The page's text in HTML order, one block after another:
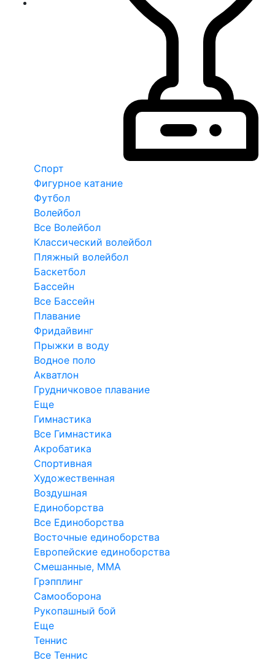
Спорт
Фигурное катание
Футбол
Волейбол
Все Волейбол
Классический волейбол
Пляжный волейбол
Баскетбол
Бассейн
Все Бассейн
Плавание
Фридайвинг
Прыжки в воду
Водное поло
Акватлон
Грудничковое плавание
Еще
Гимнастика
Все Гимнастика
Акробатика
Спортивная
Художественная
Воздушная
Единоборства
Все Единоборства
Восточные единоборства
Европейские единоборства
Смешанные, ММА
Грэпплинг
Самооборона
Рукопашный бой
Еще
Теннис
Все Теннис